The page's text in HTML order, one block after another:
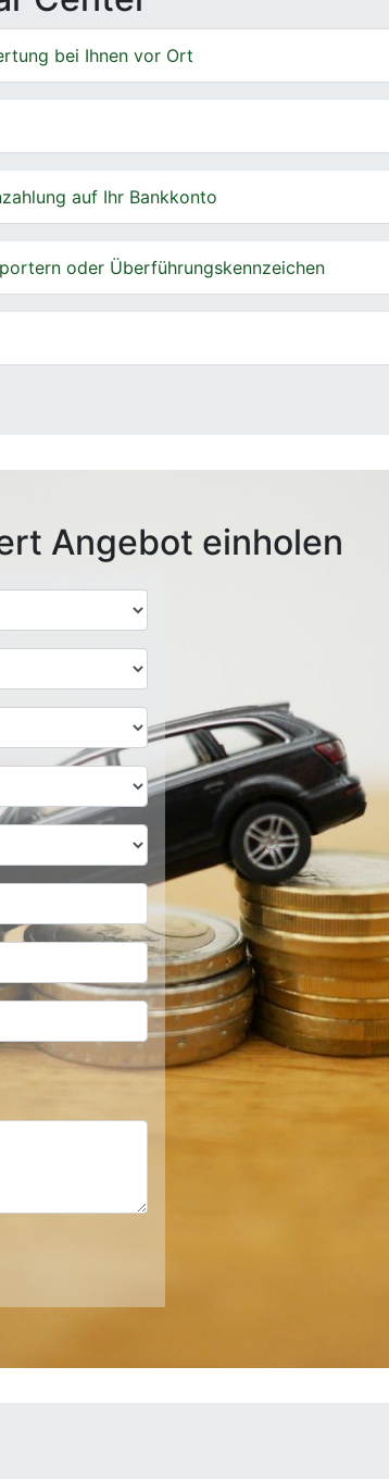
bei Ihnen vor Ort
auf Ihr Bankkonto
oder Überführungskennzeichen
Angebot einholen